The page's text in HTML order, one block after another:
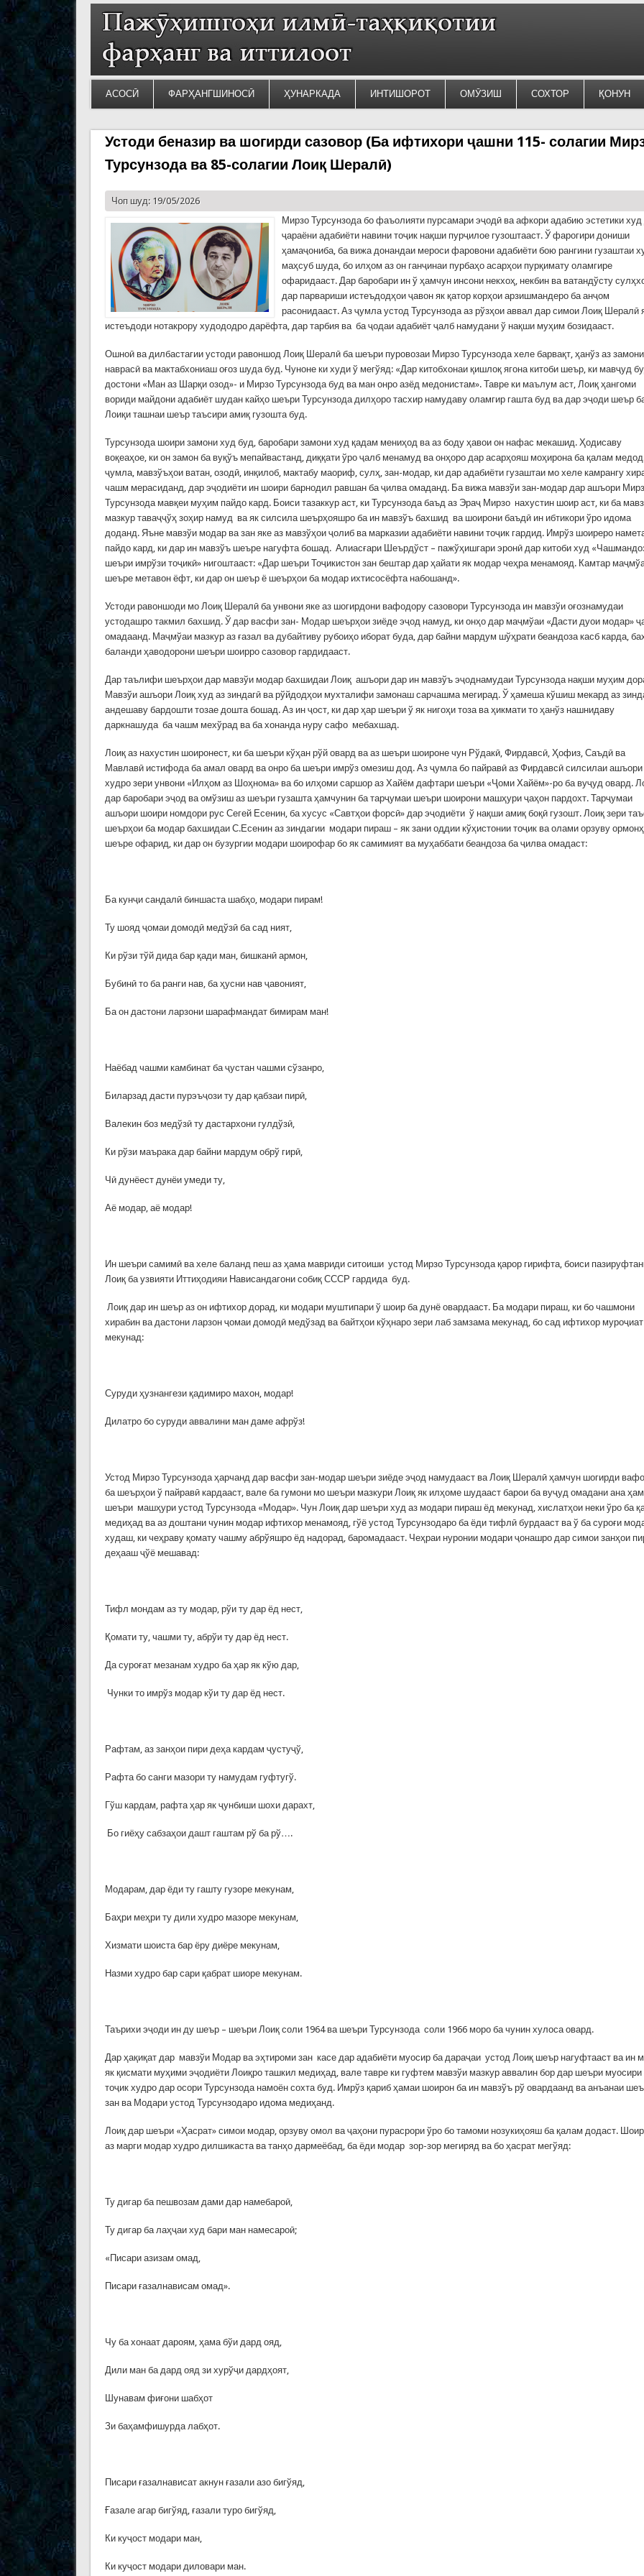
АСОСӢ ФАРҲАНГШИНОСӢ ҲУНАРКАДА ИНТИШОРОТ ОМӮЗИШ СОХТОР ҚОНУН
Устоди беназир ва шогирди сазовор (Ба ифтихори ҷашни 115- солагии
Турсунзода ва 85-солагии Лоиқ Шералӣ)
Чоп шуд: 19/05/2026
Мирзо Турсунзода бо фаъолияти пурсамари эҷодӣ ва афкори адабию эстетики худ
ҷараёни адабиёти навини тоҷик нақши пурҷилое гузоштааст. Ў фарогири дониши
ҳамаҷониба, ба вижа донандаи мероси фаровони адабиёти бою рангини гузаштаи
маҳсуб шуда, бо илҳом аз он ганҷинаи пурбаҳо асарҳои пурқимату оламгире
офаридааст. Дар баробари ин ў ҳамчун инсони некхоҳ, некбин ва ватандўсту
дар парвариши истеъдодҳои ҷавон як қатор корҳои арзишмандеро ба анҷом
расонидааст. Аз ҷумла устод Турсунзода аз рўзҳои аввал дар симои Лоиқ Шералӣ
истеъдоди нотакрору худододро дарёфта, дар тарбия ва ба ҷодаи адабиёт ҷалб намудани ў нақши муҳим бозидааст.
Ошноӣ ва дилбастагии устоди равоншод Лоиқ Шералӣ ба шеъри пуровозаи Мирзо Турсунзода хеле барвақт, ҳанўз аз замони
наврасӣ ва мактабхониаш оғоз шуда буд. Чуноне ки худи ў мегўяд: «Дар китобхонаи қишлоқ ягона китоби шеър, ки мавҷуд
достони «Ман аз Шарқи озод»- и Мирзо Турсунзода буд ва ман онро азёд медонистам». Тавре ки маълум аст, Лоиқ ҳангоми
вориди майдони адабиёт шудан кайҳо шеъри Турсунзода дилҳоро тасхир намудаву оламгир гашта буд ва дар эҷоди шеър
Лоиқи ташнаи шеър таъсири амиқ гузошта буд.
Турсунзода шоири замони худ буд, баробари замони худ қадам мениҳод ва аз боду ҳавои он нафас мекашид. Ҳодисаву
воқеаҳое, ки он замон ба вуқўъ мепайвастанд, диққати ўро ҷалб менамуд ва онҳоро дар асарҳояш моҳирона ба қалам
ҷумла, мавзўъҳои ватан, озодӣ, инқилоб, мактабу маориф, сулҳ, зан-модар, ки дар адабиёти гузаштаи мо хеле камрангу
чашм мерасиданд, дар эҷодиёти ин шоири барнодил равшан ба ҷилва омаданд. Ба вижа мавзўи зан-модар дар ашъори
Турсунзода мавқеи муҳим пайдо кард. Боиси тазаккур аст, ки Турсунзода баъд аз Эраҷ Мирзо нахустин шоир аст, ки ба
мазкур таваҷҷўҳ зоҳир намуд ва як силсила шеърҳояшро ба ин мавзўъ бахшид ва шоирони баъдӣ ин ибтикори ўро идома
доданд. Яъне мавзўи модар ва зан яке аз мавзўҳои ҷолиб ва марказии адабиёти навини тоҷик гардид. Имрўз шоиреро
пайдо кард, ки дар ин мавзўъ шеъре нагуфта бошад. Алиасғари Шеърдўст – пажўҳишгари эронӣ дар китоби худ
шеъри имрўзи тоҷикӣ» нигоштааст: «Дар шеъри Тоҷикистон зан бештар дар ҳайати як модар чеҳра менамояд. Камтар
шеъре метавон ёфт, ки дар он шеър ё шеърҳои ба модар ихтисосёфта набошанд».
Устоди равоншоди мо Лоиқ Шералӣ ба унвони яке аз шогирдони вафодору сазовори Турсунзода ин мавзўи оғознамудаи
устодашро такмил бахшид. Ў дар васфи зан- Модар шеърҳои зиёде эҷод намуд, ки онҳо дар маҷмўаи «Дасти дуои модар»
омадаанд. Маҷмўаи мазкур аз ғазал ва дубайтиву рубоиҳо иборат буда, дар байни мардум шўҳрати беандоза касб карда,
баланди ҳаводорони шеъри шоирро сазовор гардидааст.
Дар таълифи шеърҳои дар мавзўи модар бахшидаи Лоиқ ашъори дар ин мавзўъ эҷоднамудаи Турсунзода нақши муҳим
Мавзўи ашъори Лоиқ худ аз зиндагӣ ва рўйдодҳои мухталифи замонаш сарчашма мегирад. Ў ҳамеша кўшиш мекард аз
андешаву бардошти тозае дошта бошад. Аз ин ҷост, ки дар ҳар шеъри ў як нигоҳи тоза ва ҳикмати то ҳанўз нашнидаву
даркнашуда ба чашм мехўрад ва ба хонанда нуру сафо мебахшад.
Лоиқ аз нахустин шоиронест, ки ба шеъри кўҳан рўй овард ва аз шеъри шоироне чун Рўдакӣ, Фирдавсӣ, Ҳофиз, Саъдӣ ва
Мавлавӣ истифода ба амал овард ва онро ба шеъри имрўз омезиш дод. Аз ҷумла бо пайравӣ аз Фирдавсӣ силсилаи ашъори
худро зери унвони «Илҳом аз Шоҳнома» ва бо илҳоми саршор аз Хайём дафтари шеъри «Ҷоми Хайём»-ро ба вуҷуд овард.
дар баробари эҷод ва омўзиш аз шеъри гузашта ҳамчунин ба тарҷумаи шеъри шоирони машҳури ҷаҳон пардохт. Тарҷумаи
ашъори шоири номдори рус Сегей Есенин, ба хусус «Савтҳои форсӣ» дар эҷодиёти ў нақши амиқ боқӣ гузошт. Лоиқ зери
шеърҳои ба модар бахшидаи С.Есенин аз зиндагии модари пираш – як зани оддии кўҳистонии тоҷик ва олами орзуву
шеъре офарид, ки дар он бузургии модари шоирофар бо як самимият ва муҳаббати беандоза ба ҷилва омадаст:
Ба кунҷи сандалӣ биншаста шабҳо, модари пирам!
Ту шояд ҷомаи домодӣ медўзӣ ба сад ният,
Ки рўзи тўй дида бар қади ман, бишканӣ армон,
Бубинӣ то ба ранги нав, ба ҳусни нав ҷавоният,
Ба он дастони ларзони шарафмандат бимирам ман!
Наёбад чашми камбинат ба ҷустан чашми сўзанро,
Биларзад дасти пурэъҷози ту дар қабзаи пирӣ,
Валекин боз медўзӣ ту дастархони гулдўзӣ,
Ки рўзи маърака дар байни мардум обрў гирӣ,
Чӣ дунёест дунёи умеди ту,
Аё модар, аё модар!
Ин шеъри самимӣ ва хеле баланд пеш аз ҳама мавриди ситоиши устод Мирзо Турсунзода қарор гирифта, боиси
Лоиқ ба узвияти Иттиҳодияи Нависандагони собиқ СССР гардида буд.
Лоиқ дар ин шеър аз он ифтихор дорад, ки модари муштипари ў шоир ба дунё овардааст. Ба модари пираш, ки бо чашмони
хирабин ва дастони ларзон ҷомаи домодӣ медўзад ва байтҳои кўҳнаро зери лаб замзама мекунад, бо сад ифтихор муроҷиат
мекунад:
Суруди ҳузнангези қадимиро махон, модар!
Дилатро бо суруди аввалини ман даме афрўз!
Устод Мирзо Турсунзода ҳарчанд дар васфи зан-модар шеъри зиёде эҷод намудааст ва Лоиқ Шералӣ ҳамчун шогирди
ба шеърҳои ў пайравӣ кардааст, вале ба гумони мо шеъри мазкури Лоиқ як илҳоме шудааст барои ба вуҷуд омадани ана
шеъри машҳури устод Турсунзода «Модар». Чун Лоиқ дар шеъри худ аз модари пираш ёд мекунад, хислатҳои неки ўро ба
медиҳад ва аз доштани чунин модар ифтихор менамояд, гўё устод Турсунзодаро ба ёди тифлӣ бурдааст ва ў ба суроғи
худаш, ки чеҳраву қомату чашму абрўяшро ёд надорад, баромадааст. Чеҳраи нуронии модари ҷонашро дар симои занҳои
деҳааш ҷўё мешавад:
Тифл мондам аз ту модар, рўи ту дар ёд нест,
Қомати ту, чашми ту, абрўи ту дар ёд нест.
Да суроғат мезанам худро ба ҳар як кўю дар,
Чунки то имрўз модар кўи ту дар ёд нест.
Рафтам, аз занҳои пири деҳа кардам ҷустуҷў,
Рафта бо санги мазори ту намудам гуфтугў.
Гўш кардам, рафта ҳар як ҷунбиши шохи дарахт,
Бо гиёҳу сабзаҳои дашт гаштам рў ба рў….
Модарам, дар ёди ту гашту гузоре мекунам,
Баҳри меҳри ту дили худро мазоре мекунам,
Хизмати шоиста бар ёру диёре мекунам,
Назми худро бар сари қабрат шиоре мекунам.
Таърихи эҷоди ин ду шеър – шеъри Лоиқ соли 1964 ва шеъри Турсунзода соли 1966 моро ба чунин хулоса овард.
Дар ҳақиқат дар мавзўи Модар ва эҳтироми зан касе дар адабиёти муосир ба дараҷаи устод Лоиқ шеър нагуфтааст ва ин
як қисмати муҳими эҷодиёти Лоиқро ташкил медиҳад, вале тавре ки гуфтем мавзўи мазкур аввалин бор дар шеъри муосири
тоҷик худро дар осори Турсунзода намоён сохта буд. Имрўз қариб ҳамаи шоирон ба ин мавзўъ рў овардаанд ва анъанаи
зан ва Модари устод Турсунзодаро идома медиҳанд.
Лоиқ дар шеъри «Ҳасрат» симои модар, орзуву омол ва ҷаҳони пурасрори ўро бо тамоми нозукиҳояш ба қалам додаст.
аз марги модар худро дилшикаста ва танҳо дармеёбад, ба ёди модар зор-зор мегиряд ва бо ҳасрат мегўяд:
Ту дигар ба пешвозам дами дар намебароӣ,
Ту дигар ба лаҳҷаи худ бари ман намесароӣ;
«Писари азизам омад,
Писари ғазалнависам омад».
Чу ба хонаат дароям, ҳама бўи дард ояд,
Дили ман ба дард ояд зи хурўҷи дардҳоят,
Шунавам фиғони шабҳот
Зи баҳамфишурда лабҳот.
Писари ғазалнависат акнун ғазали азо бигўяд,
Ғазале агар бигўяд, ғазали туро бигўяд,
Ки куҷост модари ман,
Ки куҷост модари диловари ман.